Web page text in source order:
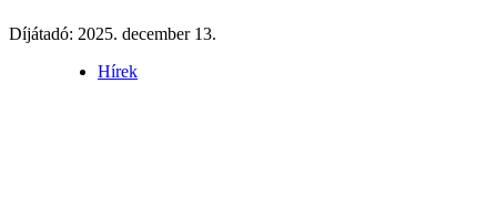
Díjátadó: 2025. december 13.
Hírek